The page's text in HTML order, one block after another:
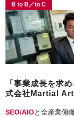
B to B／to C
「事業成長を求
式会社Martial
SEO/AIOと全産業俯